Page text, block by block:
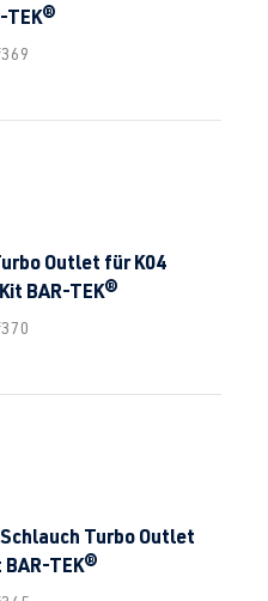
TEK®
Outlet für K04
BAR-TEK®
Turbo Outlet
TEK®